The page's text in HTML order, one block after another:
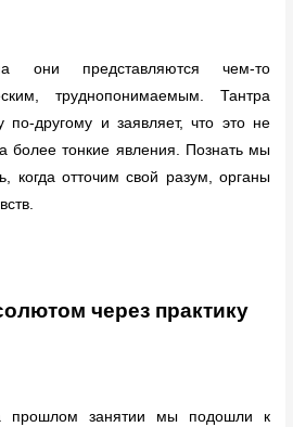
они представляются чем-то
труднопонимаемым. Тантра
по-другому и заявляет, что это не
более тонкие явления. Познать мы
когда отточим свой разум, органы
через практику
занятии мы подошли к